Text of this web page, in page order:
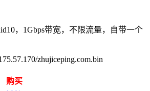
，1Gbps带宽，不限流量，自带一个
zhujiceping.com.bin
购买